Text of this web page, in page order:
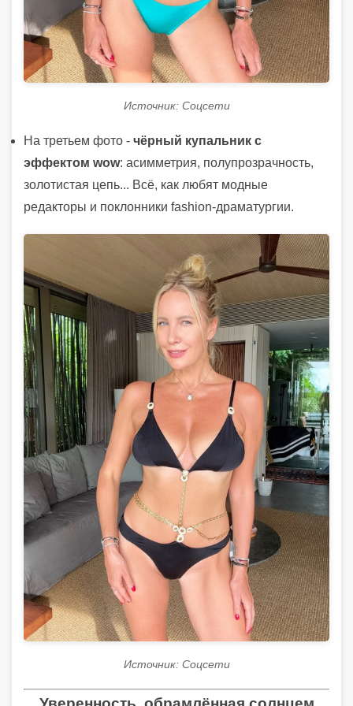
Источник: Соцсети
На третьем фото - чёрный купальник с
эффектом wow: асимметрия, полупрозрачность,
золотистая цепь... Всё, как любят модные
редакторы и поклонники fashion-драматургии.
Источник: Соцсети